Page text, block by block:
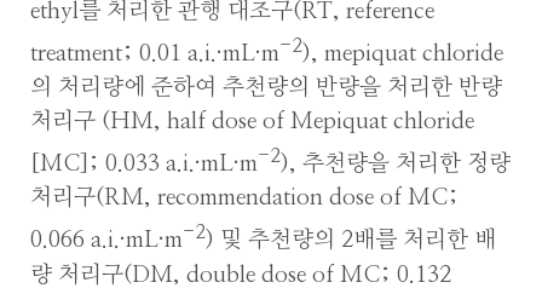
ethyl를 처리한 관행 대조구(RT, reference
treatment; 0.01 a.i.·mL·m-2), mepiquat chloride
의 처리량에 준하여 추천량의 반량을 처리한 반량
처리구 (HM, half dose of Mepiquat chloride
[MC]; 0.033 a.i.·mL·m-2), 추천량을 처리한 정량
처리구(RM, recommendation dose of MC;
0.066 a.i.·mL·m-2) 및 추천량의 2배를 처리한 배
량 처리구(DM, double dose of MC; 0.132